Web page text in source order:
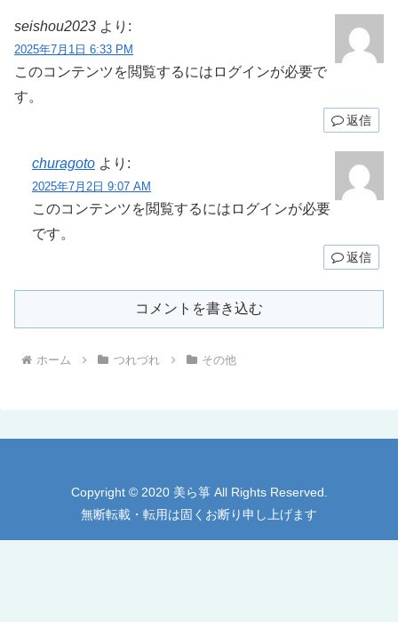
seishou2023 より:
2025年7月1日 6:33 PM
このコンテンツを閲覧するにはログインが必要で
す。
返信
churagoto より:
2025年7月2日 9:07 AM
このコンテンツを閲覧するにはログインが必要
です。
返信
コメントを書き込む
ホーム つれづれ その他
Copyright © 2020 美ら箏 All Rights Reserved.
無断転載・転用は固くお断り申し上げます